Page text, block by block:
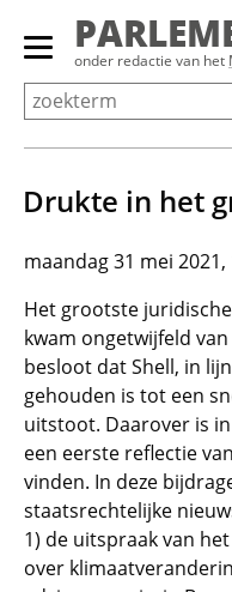
Overslaan
Primair
menu
tonen/verbergen
onder redactie van het
Drukte in het
maandag 31 mei 2021,
Het grootste
kwam ongetwijfeld
besloot dat Shell, in
gehouden is tot een
uitstoot. Daarover is
een eerste reflectie
vinden. In deze
staatsrechtelijke
1) de uitspraak van
over